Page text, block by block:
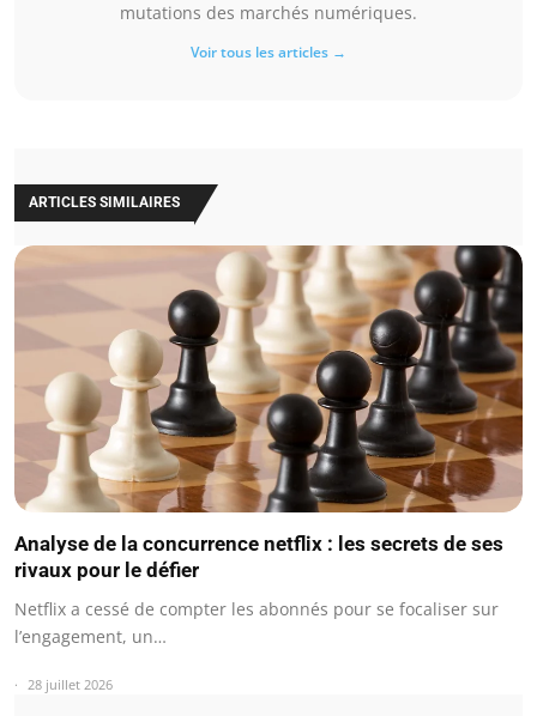
mutations des marchés numériques.
Voir tous les articles →
ARTICLES SIMILAIRES
Analyse de la concurrence netflix : les secrets de ses
rivaux pour le défier
Netflix a cessé de compter les abonnés pour se focaliser sur
l’engagement, un…
28 juillet 2026